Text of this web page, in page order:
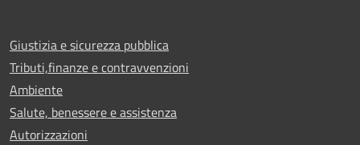
Giustizia e sicurezza pubblica
Tributi,finanze e contravvenzioni
Ambiente
Salute, benessere e assistenza
Autorizzazioni